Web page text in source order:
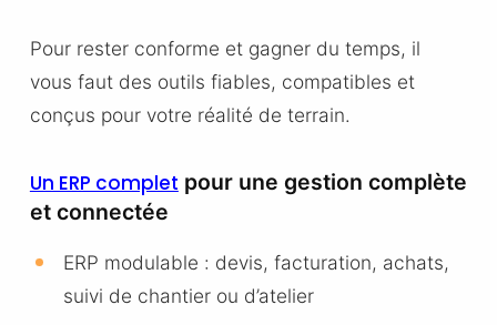
Pour rester conforme et gagner du temps, il
vous faut des outils fiables, compatibles et
conçus pour votre réalité de terrain.
Un ERP complet pour une gestion complète
et connectée
ERP modulable : devis, facturation, achats,
suivi de chantier ou d’atelier